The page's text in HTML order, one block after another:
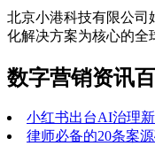
北京小港科技有限公司
化解决方案为核心的全
数字营销资讯
小红书出台AI治理
律师必备的20条案